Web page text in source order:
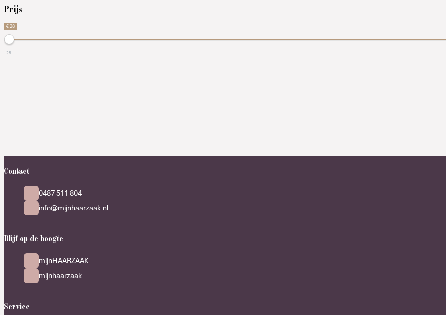
Prijs
€ 28
28
Contact
0487 511 804
info@mijnhaarzaak.nl
Blijf op de hoogte
mijnHAARZAAK
mijnhaarzaak
Service